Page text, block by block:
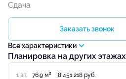
Сдача
Заказать звонок
Все характеристики
Планировка на других этажах
1 эт. 76.9 м2 8 451 218 руб.